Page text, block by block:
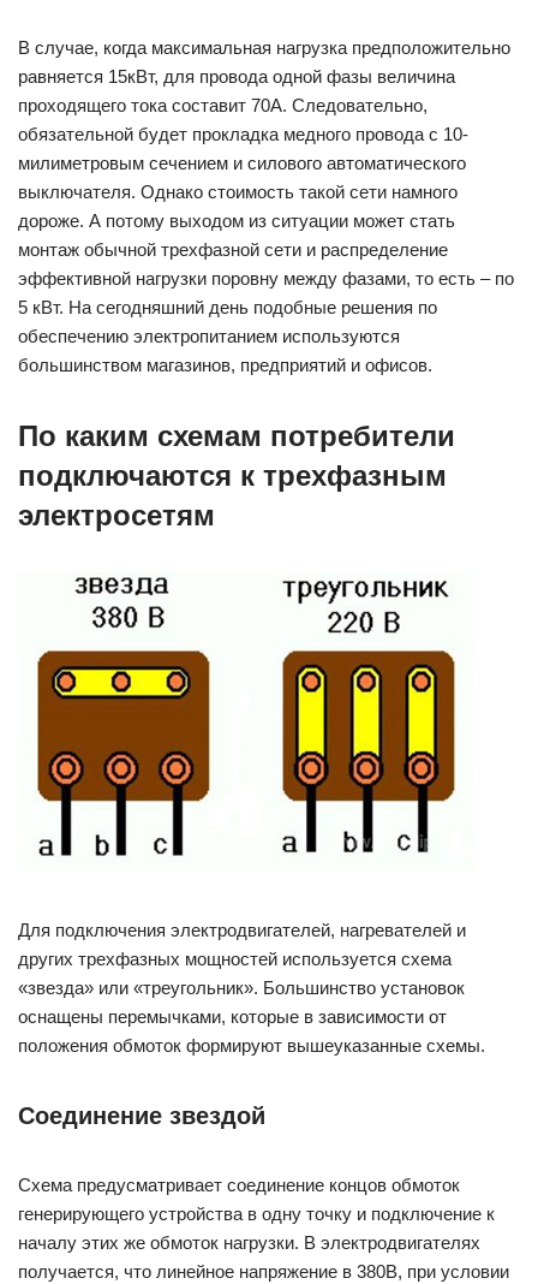
В случае, когда максимальная нагрузка предположительно
равняется 15кВт, для провода одной фазы величина
проходящего тока составит 70A. Следовательно,
обязательной будет прокладка медного провода с 10-
милиметровым сечением и силового автоматического
выключателя. Однако стоимость такой сети намного
дороже. А потому выходом из ситуации может стать
монтаж обычной трехфазной сети и распределение
эффективной нагрузки поровну между фазами, то есть – по
5 кВт. На сегодняшний день подобные решения по
обеспечению электропитанием используются
большинством магазинов, предприятий и офисов.
По каким схемам потребители
подключаются к трехфазным
электросетям
Для подключения электродвигателей, нагревателей и
других трехфазных мощностей используется схема
«звезда» или «треугольник». Большинство установок
оснащены перемычками, которые в зависимости от
положения обмоток формируют вышеуказанные схемы.
Соединение звездой
Схема предусматривает соединение концов обмоток
генерирующего устройства в одну точку и подключение к
началу этих же обмоток нагрузки. В электродвигателях
получается, что линейное напряжение в 380B, при условии